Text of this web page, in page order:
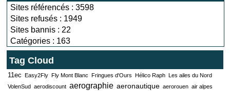
Sites référencés : 3598
Sites refusés : 1949
Sites bannis : 22
Catégories : 163
Tag Cloud
11ec Easy2Fly Fly Mont Blanc Fringues d'Ours Hélico Raph Les ailes du Nord
VolenSud aerodiscount aerographie aeronautique aerorouen air alpes